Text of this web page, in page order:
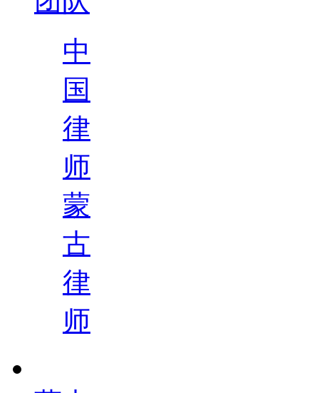
中
国
律
师
蒙
古
律
师